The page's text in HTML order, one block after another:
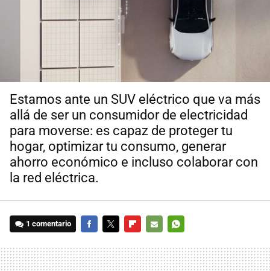
Estamos ante un SUV eléctrico que va más
allá de ser un consumidor de electricidad
para moverse: es capaz de proteger tu
hogar, optimizar tu consumo, generar
ahorro económico e incluso colaborar con
la red eléctrica.
1 comentario
MAIL